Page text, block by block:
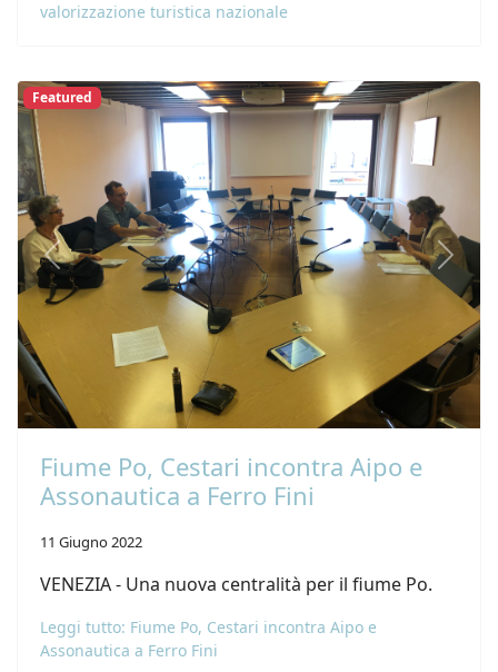
valorizzazione turistica nazionale
Previous Next
Featured
Fiume Po, Cestari incontra Aipo e
Assonautica a Ferro Fini
11 Giugno 2022
VENEZIA - Una nuova centralità per il fiume Po.
Leggi tutto: Fiume Po, Cestari incontra Aipo e
Assonautica a Ferro Fini